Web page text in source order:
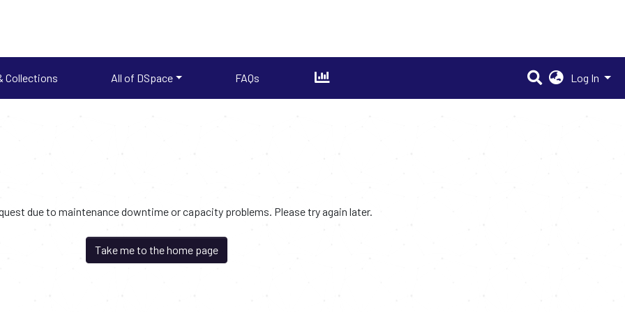
Collections All of DSpace FAQs Log In
due to maintenance downtime or capacity problems. Please try again later.
Take me to the home page